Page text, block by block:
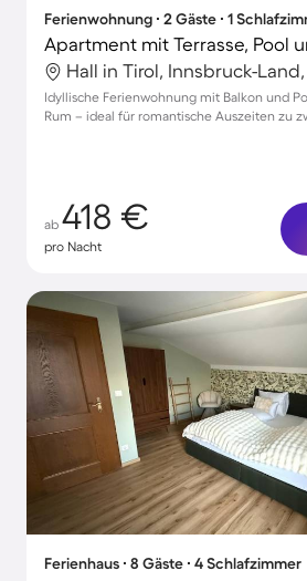
Ferienwohnung ∙ 2 Gäste ∙ 1
Apartment mit Terrasse, Pool
Hall in Tirol, Innsbruck-
Idyllische Ferienwohnung mit Balkon und
Rum – ideal für romantische Auszeiten zu
ab 418 €
pro Nacht
Ferienhaus ∙ 8 Gäste ∙ 4 Schlafzimmer